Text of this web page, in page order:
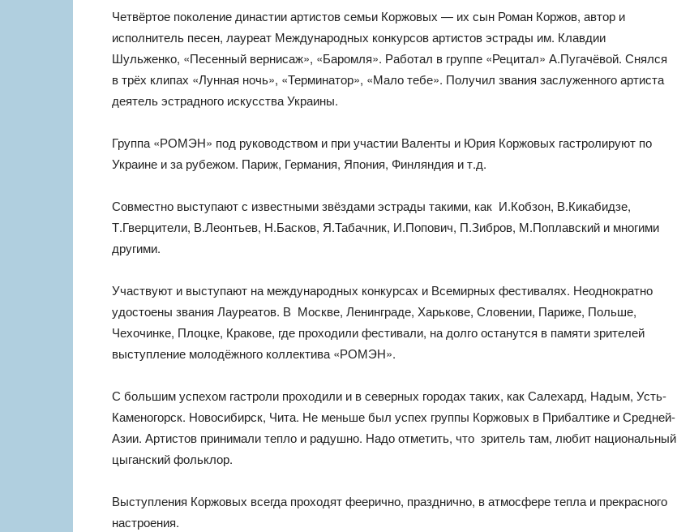
Четвёртое поколение династии артистов семьи Коржовых — их сын Роман Коржов, автор и
исполнитель песен, лауреат Международных конкурсов артистов эстрады им. Клавдии
Шульженко, «Песенный вернисаж», «Баромля». Работал в группе «Рецитал» А.Пугачёвой. Снялся
в трёх клипах «Лунная ночь», «Терминатор», «Мало тебе». Получил звания заслуженного артиста
деятель эстрадного искусства Украины.
Группа «РОМЭН» под руководством и при участии Валенты и Юрия Коржовых гастролируют по
Украине и за рубежом. Париж, Германия, Япония, Финляндия и т.д.
Совместно выступают с известными звёздами эстрады такими, как И.Кобзон, В.Кикабидзе,
Т.Гверцители, В.Леонтьев, Н.Басков, Я.Табачник, И.Попович, П.Зибров, М.Поплавский и многими
другими.
Участвуют и выступают на международных конкурсах и Всемирных фестивалях. Неоднократно
удостоены звания Лауреатов. В Москве, Ленинграде, Харькове, Словении, Париже, Польше,
Чехочинке, Плоцке, Кракове, где проходили фестивали, на долго останутся в памяти зрителей
выступление молодёжного коллектива «РОМЭН».
С большим успехом гастроли проходили и в северных городах таких, как Салехард, Надым, Усть-
Каменогорск. Новосибирск, Чита. Не меньше был успех группы Коржовых в Прибалтике и Средней-
Азии. Артистов принимали тепло и радушно. Надо отметить, что зритель там, любит национальный
цыганский фольклор.
Выступления Коржовых всегда проходят феерично, празднично, в атмосфере тепла и прекрасного
настроения.